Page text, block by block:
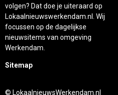
volgen? Dat doe je uiteraard op
Lokaalnieuwswerkendam.nl. Wij
focussen op de dagelijkse
nieuwsitems van omgeving
Werkendam.
Sitemap
© LokaalnieuwsWerkendam.nl